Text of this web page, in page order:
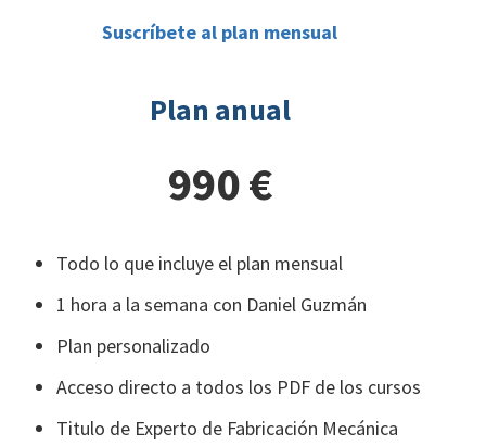
Suscríbete al plan mensual
Plan anual
990 €
Todo lo que incluye el plan mensual
1 hora a la semana con Daniel Guzmán
Plan personalizado
Acceso directo a todos los PDF de los cursos
Titulo de Experto de Fabricación Mecánica